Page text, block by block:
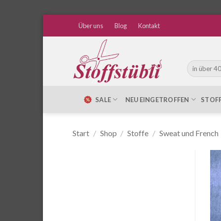
Über uns Blog Kontakt
Suche
nach:
SALE NEU EINGETROFFEN
Start / Shop / Stoffe / Sweat und French